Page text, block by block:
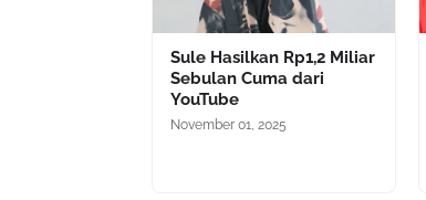
Sule Hasilkan Rp1,2 Miliar
Sebulan Cuma dari
YouTube
November 01, 2025